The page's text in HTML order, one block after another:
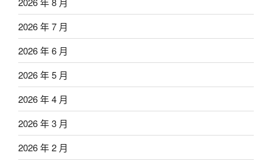
2026 年 7 月
2026 年 6 月
2026 年 5 月
2026 年 4 月
2026 年 3 月
2026 年 2 月